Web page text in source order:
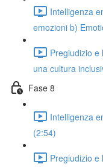
Intelligenza
emozioni b)
Pregiudizio
una cultura
Fase 8
Intelligenza
(2:54)
Pregiudizio